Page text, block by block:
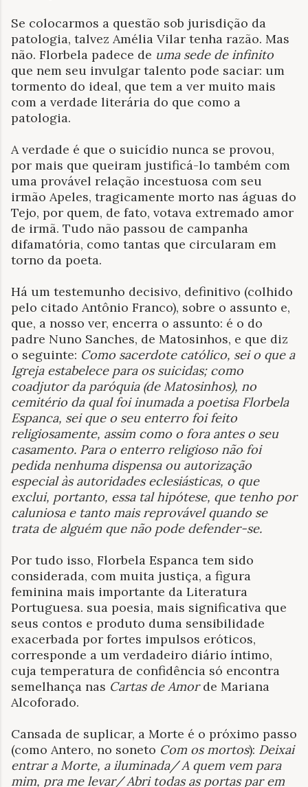
Se colocarmos a questão sob jurisdição da
patologia, talvez Amélia Vilar tenha razão. Mas
não. Florbela padece de uma sede de infinito
que nem seu invulgar talento pode saciar: um
tormento do ideal, que tem a ver muito mais
com a verdade literária do que como a
patologia.
A verdade é que o suicídio nunca se provou,
por mais que queiram justificá-lo também com
uma provável relação incestuosa com seu
irmão Apeles, tragicamente morto nas águas do
Tejo, por quem, de fato, votava extremado amor
de irmã. Tudo não passou de campanha
difamatória, como tantas que circularam em
torno da poeta.
Há um testemunho decisivo, definitivo (colhido
pelo citado Antônio Franco), sobre o assunto e,
que, a nosso ver, encerra o assunto: é o do
padre Nuno Sanches, de Matosinhos, e que diz
o seguinte: Como sacerdote católico, sei o que a
Igreja estabelece para os suicidas; como
coadjutor da paróquia (de Matosinhos), no
cemitério da qual foi inumada a poetisa Florbela
Espanca, sei que o seu enterro foi feito
religiosamente, assim como o fora antes o seu
casamento. Para o enterro religioso não foi
pedida nenhuma dispensa ou autorização
especial às autoridades eclesiásticas, o que
exclui, portanto, essa tal hipótese, que tenho por
caluniosa e tanto mais reprovável quando se
trata de alguém que não pode defender-se.
Por tudo isso, Florbela Espanca tem sido
considerada, com muita justiça, a figura
feminina mais importante da Literatura
Portuguesa. sua poesia, mais significativa que
seus contos e produto duma sensibilidade
exacerbada por fortes impulsos eróticos,
corresponde a um verdadeiro diário íntimo,
cuja temperatura de confidência só encontra
semelhança nas Cartas de Amorde Mariana
Alcoforado.
Cansada de suplicar, a Morte é o próximo passo
(como Antero, no soneto Com os mortos): Deixai
entrar a Morte, a iluminada/ A quem vem para
mim, pra me levar/ Abri todas as portas par em